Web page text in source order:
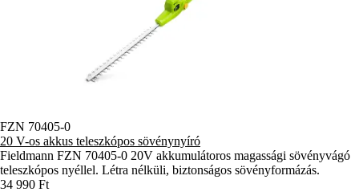
FZN 70405-0
20 V-os akkus teleszkópos sövénynyíró
Fieldmann FZN 70405-0 20V akkumulátoros magassági sövényvágó
teleszkópos nyéllel. Létra nélküli, biztonságos sövényformázás.
34 990 Ft